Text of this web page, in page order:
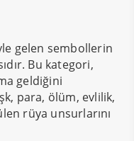
gelen sembollerin
Bu kategori,
geldiğini
para, ölüm, evlilik,
rüya unsurlarını